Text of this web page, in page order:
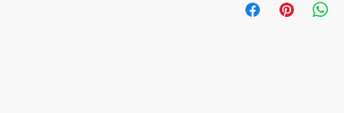
•產品不適用於破損